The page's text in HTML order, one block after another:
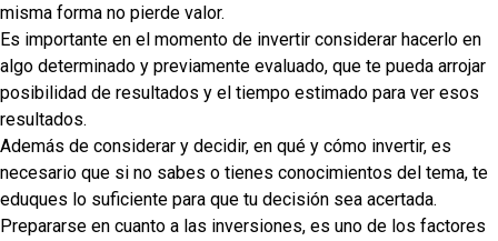
misma forma no pierde valor.
Es importante en el momento de invertir considerar hacerlo en
algo determinado y previamente evaluado, que te pueda arrojar
posibilidad de resultados y el tiempo estimado para ver esos
resultados.
Además de considerar y decidir, en qué y cómo invertir, es
necesario que si no sabes o tienes conocimientos del tema, te
eduques lo suficiente para que tu decisión sea acertada.
Prepararse en cuanto a las inversiones, es uno de los factores